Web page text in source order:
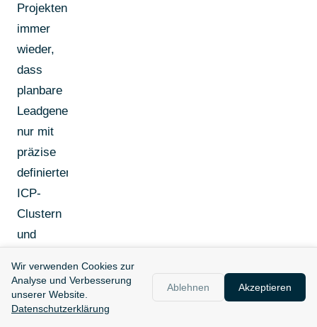
Projekten
immer
wieder,
dass
planbare
Leadgenerierung
nur mit
präzise
definierten
ICP-
Clustern
und
Entscheidungsstrukturen
funktioniert.
Wir verwenden Cookies zur
Analyse und Verbesserung
unserer Website.
Datenschutzerklärung
Ablehnen Akzeptieren